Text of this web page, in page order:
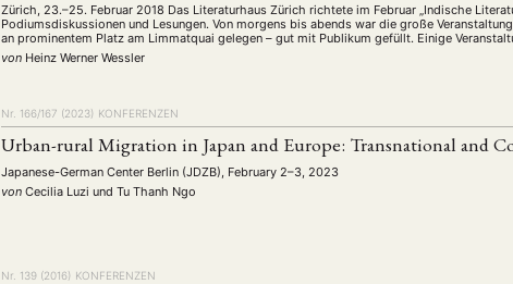
Zürich, 23.–25. Februar 2018 Das Literaturhaus Zürich richtete im Februar „Indische
Podiumsdiskussionen und Lesungen. Von morgens bis abends war die große
an prominentem Platz am Limmatquai gelegen – gut mit Publikum gefüllt. Einige
von Heinz Werner Wessler
Nr. 166/167 (2023) KONFERENZEN
Urban-rural Migration in Japan and Europe: Transnational and
Japanese-German Center Berlin (JDZB), February 2–3, 2023
von Cecilia Luziund Tu Thanh Ngo
Nr. 139 (2016) KONFERENZEN